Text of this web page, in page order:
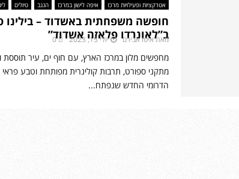
אטרקציות ופעילויות מרכז איפה לישון במרכז הנגב טיולים
חופשה משפחתית באשדוד – בילינו
ב”לאונרדו פלאזה אשדוד”
מאתאיטו אבירם יולי 15, 2023 0
מחפשים מלון במרכז הארץ, עם חוף ים, עיר תוססת
מתקני ספורט, תרבות קולינרית מפותחת וטבע פראי
הדרומי החדש שנפתח...